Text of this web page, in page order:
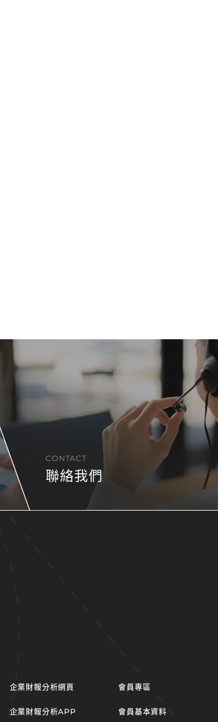
CONTACT
聯絡我們
企業財報分析網頁
企業財報分析APP
會員專區
會員基本資料